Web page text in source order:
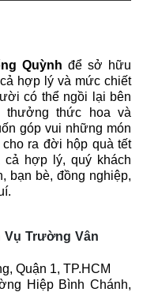
Quỳnh để sở hữu
hợp lý và mức chiết
có thể ngồi lại bên
thưởng thức hoa và
góp vui những món
cho ra đời hộp quà tết
hợp lý, quý khách
bạn bè, đồng nghiệp,
Vụ Trường Vân
Quận 1, TP.HCM
Hiệp Bình Chánh,